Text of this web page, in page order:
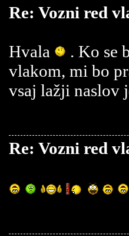
Re: Vozni red
Hvala
. Ko se
vlakom, mi bo
vsaj lažji naslov
Re: Vozni red